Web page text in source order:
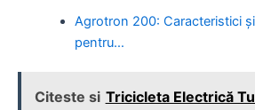
Agrotron 200: Caracteristici
pentru…
Citeste si Tricicleta Electrică